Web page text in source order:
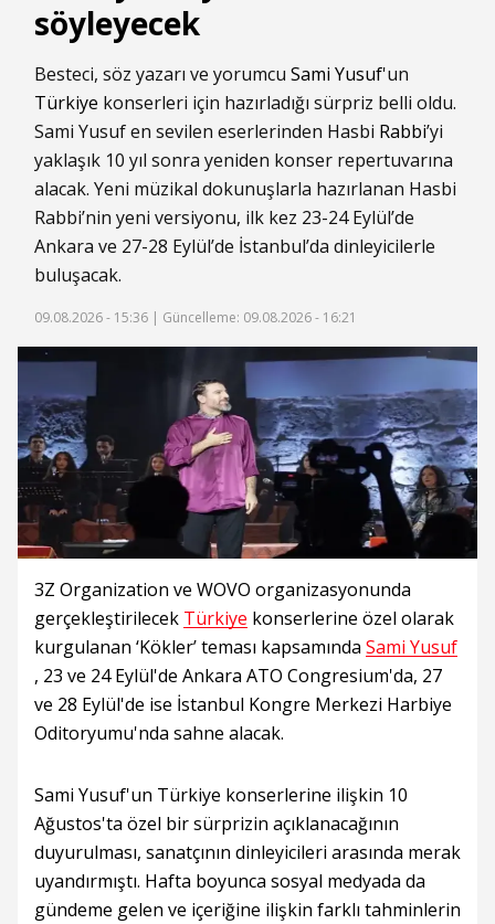
söyleyecek
Besteci, söz yazarı ve yorumcu Sami Yusuf'un
Türkiye konserleri için hazırladığı sürpriz belli oldu.
Sami Yusuf en sevilen eserlerinden Hasbi Rabbi’yi
yaklaşık 10 yıl sonra yeniden konser repertuvarına
alacak. Yeni müzikal dokunuşlarla hazırlanan Hasbi
Rabbi’nin yeni versiyonu, ilk kez 23-24 Eylül’de
Ankara ve 27-28 Eylül’de İstanbul’da dinleyicilerle
buluşacak.
09.08.2026 - 15:36 | Güncelleme: 09.08.2026 - 16:21
3Z Organization ve WOVO organizasyonunda
gerçekleştirilecek Türkiye konserlerine özel olarak
kurgulanan ‘Kökler’ teması kapsamında Sami Yusuf
, 23 ve 24 Eylül'de Ankara ATO Congresium'da, 27
ve 28 Eylül'de ise İstanbul Kongre Merkezi Harbiye
Oditoryumu'nda sahne alacak.
Sami Yusuf'un Türkiye konserlerine ilişkin 10
Ağustos'ta özel bir sürprizin açıklanacağının
duyurulması, sanatçının dinleyicileri arasında merak
uyandırmıştı. Hafta boyunca sosyal medyada da
gündeme gelen ve içeriğine ilişkin farklı tahminlerin